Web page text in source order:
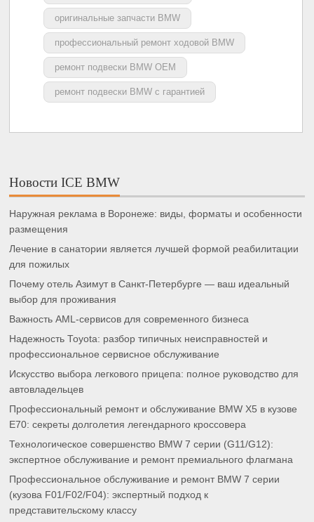
оригинальные запчасти BMW
профессиональный ремонт ходовой BMW
ремонт подвески BMW OEM
ремонт подвески BMW с гарантией
Новости ICE BMW
Наружная реклама в Воронеже: виды, форматы и особенности
размещения
Лечение в санатории является лучшей формой реабилитации
для пожилых
Почему отель Азимут в Санкт-Петербурге — ваш идеальный
выбор для проживания
Важность AML-сервисов для современного бизнеса
Надежность Toyota: разбор типичных неисправностей и
профессиональное сервисное обслуживание
Искусство выбора легкового прицепа: полное руководство для
автовладельцев
Профессиональный ремонт и обслуживание BMW X5 в кузове
E70: секреты долголетия легендарного кроссовера
Технологическое совершенство BMW 7 серии (G11/G12):
экспертное обслуживание и ремонт премиального флагмана
Профессиональное обслуживание и ремонт BMW 7 серии
(кузова F01/F02/F04): экспертный подход к
представительскому классу